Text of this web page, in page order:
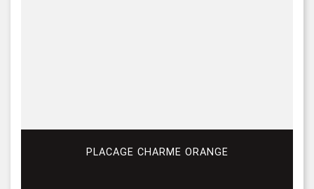
PLACAGE CHARME ORANGE